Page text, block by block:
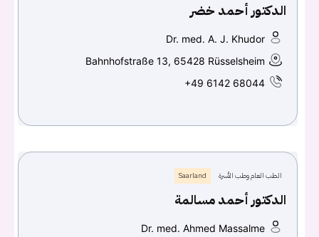
Google
الدكتور أحمد خضر
Dr. med. A. J. Khudor
Bahnhofstraße 13, 65428 Rüsselsheim
+49 6142 68044
الطب العام وطب الأسرة Saarland
الدكتور أحمد مسالمة
Dr. med. Ahmed Massalme